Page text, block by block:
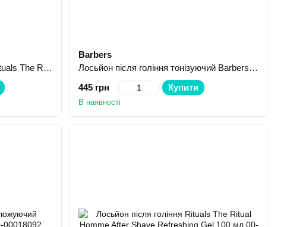
Крем для вкладання бороди Rituals The Ritual Of Homme 30 мл
Barbers
Лосьйон після гоління тонізуючий Barbers Dublin 250 мл
445 грн
Купити
В наявності